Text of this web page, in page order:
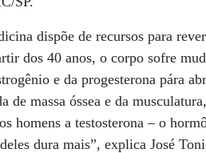
dispõe de recursos para
dos 40 anos, o corpo sofre
e da progesterona pára
de massa óssea e da
homens a testosterona – o
dura mais”, explica José